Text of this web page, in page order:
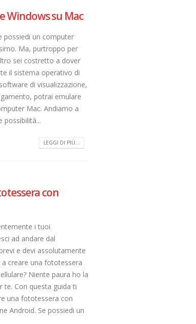
Windows su Mac
possiedi un computer
Ma, purtroppo per
sei costretto a dover
il sistema operativo di
di visualizzazione,
potrai emulare
Mac. Andiamo a
possibilità...
LEGGI DI PIÙ...
con
i tuoi
ad andare dal
e devi assolutamente
creare una fototessera
Niente paura ho la
te. Con questa guida ti
una fototessera con
Android. Se possiedi un